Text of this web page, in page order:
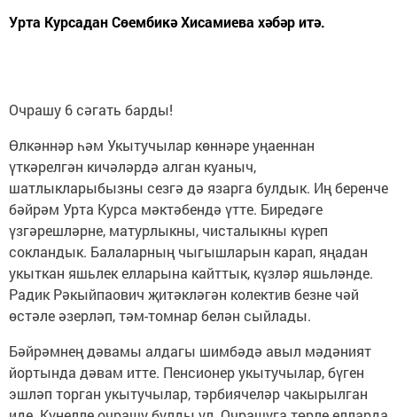
Урта Курсадан Сөембикә Хисамиева хәбәр итә.
Очрашу 6 сәгать барды!
Өлкәннәр һәм Укытучылар көннәре уңаеннан
үткәрелгән кичәләрдә алган куаныч,
шатлыкларыбызны сезгә дә язарга булдык. Иң беренче
бәйрәм Урта Курса мәктәбендә үтте. Биредәге
үзгәрешләрне, матурлыкны, чисталыкны күреп
сокландык. Балаларның чыгышларын карап, яңадан
укыткан яшьлек елларына кайттык, күзләр яшьләнде.
Радик Рәкыйпаович җитәкләгән колектив безне чәй
өстәле әзерләп, тәм-томнар белән сыйлады.
Бәйрәмнең дәвамы алдагы шимбәдә авыл мәдәният
йортында дәвам итте. Пенсионер укытучылар, бүген
эшләп торган укытучылар, тәрбиячеләр чакырылган